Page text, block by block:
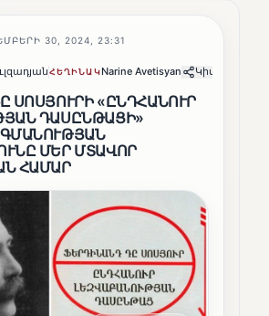
30, 2024, 23:31
ՀԵՂԻՆԱԿNarine Avetisyan Կիսվել
ՍՈՍՅՈՒՐԻ «ԸՆԴՀԱՆՈՒՐ
ԴԱՍԸՆԹԱՑԻ»
ՄԵՐ ՄՏԱՎՈՐ
ՀԱՄԱՐ